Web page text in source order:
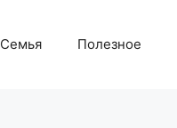
Семья Полезное